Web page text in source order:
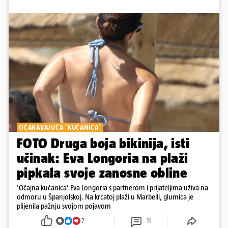
OČARAVAJUĆA 'KUĆANICA'
FOTO Druga boja bikinija, isti
učinak: Eva Longoria na plaži
pipkala svoje zanosne obline
'Očajna kućanica' Eva Longoria s partnerom i prijateljima uživa na
odmoru u Španjolskoj. Na krcatoj plaži u Marbelli, glumica je
plijenila pažnju svojom pojavom
7 11